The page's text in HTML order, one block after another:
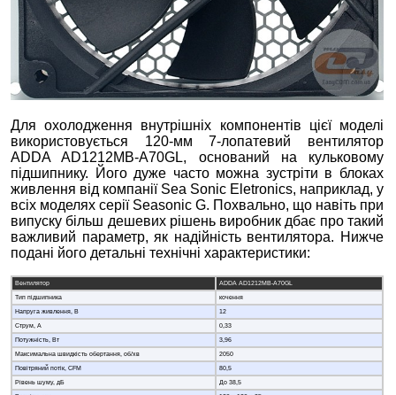
Для охолодження внутрішніх компонентів цієї моделі
використовується 120-мм 7-лопатевий вентилятор
ADDA AD1212MB-A70GL, оснований на кульковому
підшипнику. Його дуже часто можна зустріти в блоках
живлення від компанії Sea Sonic Eletronics, наприклад, у
всіх моделях серії Seasonic G. Похвально, що навіть при
випуску більш дешевих рішень виробник дбає про такий
важливий параметр, як надійність вентилятора. Нижче
подані його детальні технічні характеристики:
Вентилятор
ADDA AD1212MB-A70GL
Тип підшипника
кочення
Напруга живлення, В
12
Струм, А
0,33
Потужність, Вт
3,96
Максимальна швидкість обертання, об/хв
2050
Повітряний потік, CFM
80,5
Рівень шуму, дБ
До 38,5